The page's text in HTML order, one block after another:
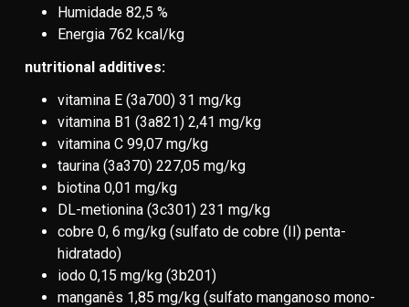
Humidade 82,5 %
Energia 762 kcal/kg
nutritional additives:
vitamina E (3a700) 31 mg/kg
vitamina B1 (3a821) 2,41 mg/kg
vitamina C 99,07 mg/kg
taurina (3a370) 227,05 mg/kg
biotina 0,01 mg/kg
DL-metionina (3c301) 231 mg/kg
cobre 0, 6 mg/kg (sulfato de cobre (II) penta-
hidratado)
iodo 0,15 mg/kg (3b201)
manganês 1,85 mg/kg (sulfato manganoso mono-